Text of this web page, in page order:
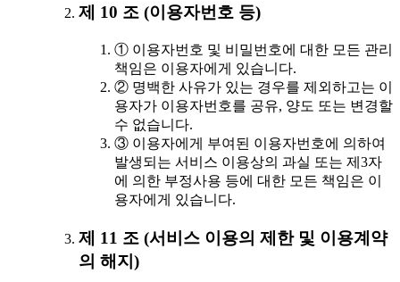
제 10 조 (이용자번호 등)
① 이용자번호 및 비밀번호에 대한 모든 관리
책임은 이용자에게 있습니다.
② 명백한 사유가 있는 경우를 제외하고는 이
용자가 이용자번호를 공유, 양도 또는 변경할
수 없습니다.
③ 이용자에게 부여된 이용자번호에 의하여
발생되는 서비스 이용상의 과실 또는 제3자
에 의한 부정사용 등에 대한 모든 책임은 이
용자에게 있습니다.
제 11 조 (서비스 이용의 제한 및 이용계약
의 해지)